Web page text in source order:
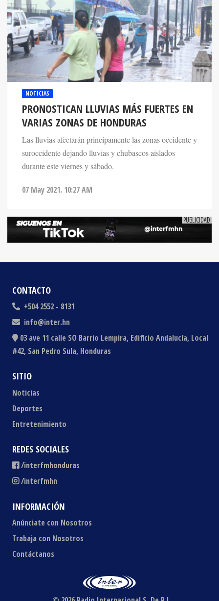
NOTICIAS
PRONOSTICAN LLUVIAS MÁS FUERTES EN
VARIAS ZONAS DE HONDURAS
Las lluvias afectarán principamente las zonas occidente y
suroccidente dejando lluvias y chubascos aislados
durante este viernes y sábado.
CONTACTO
+504 2552 - 8131
info@inter.hn
03 ave 11 calle SO Barrio Lempira, Edificio Andalucía, Local
#42, San Pedro Sula, Honduras
SITIO
Noticias
Deportes
Entretenimiento
REDES SOCIALES
/interfmhonduras
/interfmhn
INFORMACIÓN
Anúnciate con Nosotros
Trabaja con Nosotros
Contáctanos